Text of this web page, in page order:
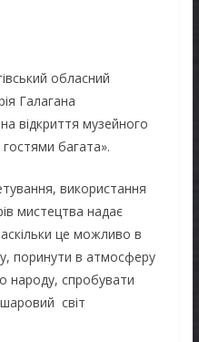
обласний
Галагана
відкриття музейного
багата».
використання
мистецтва надає
це можливо в
поринути в атмосферу
народу, спробувати
світ